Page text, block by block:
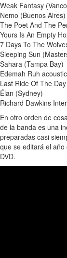
Weak Fantasy
Nemo (Buenos Aires)
The Poet And The
Yours Is An Empty
7 Days To The
Sleeping Sun
Sahara (Tampa Bay)
Edemah Ruh
Last Ride Of The
Élan (Sydney)
Richard Dawkins
En otro orden de
de la banda es una
preparadas casi
que se editará el
DVD.